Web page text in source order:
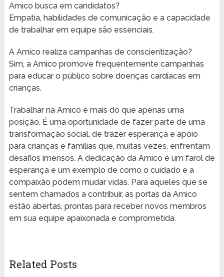
Amico busca em candidatos?
Empatia, habilidades de comunicação e a capacidade
de trabalhar em equipe são essenciais.
A Amico realiza campanhas de conscientização?
Sim, a Amico promove frequentemente campanhas
para educar o público sobre doenças cardíacas em
crianças.
Trabalhar na Amico é mais do que apenas uma
posição. É uma oportunidade de fazer parte de uma
transformação social, de trazer esperança e apoio
para crianças e famílias que, muitas vezes, enfrentam
desafios imensos. A dedicação da Amico é um farol de
esperança e um exemplo de como o cuidado e a
compaixão podem mudar vidas. Para aqueles que se
sentem chamados a contribuir, as portas da Amico
estão abertas, prontas para receber novos membros
em sua equipe apaixonada e comprometida.
Related Posts